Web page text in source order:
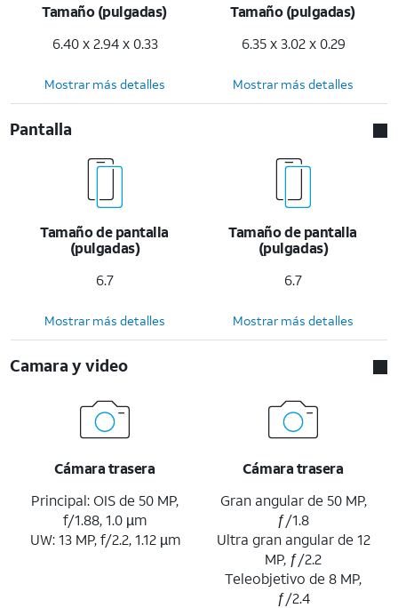
Tamaño (pulgadas)
6.40 x 2.94 x 0.33
Tamaño (pulgadas)
6.35 x 3.02 x 0.29
Mostrar más detalles Mostrar más detalles
Pantalla
Tamaño de pantalla
(pulgadas)
6.7
Tamaño de pantalla
(pulgadas)
6.7
Mostrar más detalles Mostrar más detalles
Camara y video
Cámara trasera
Principal: OIS de 50 MP,
f/1.88, 1.0 µm
UW: 13 MP, f/2.2, 1.12 µm
Cámara trasera
Gran angular de 50 MP,
ƒ/1.8
Ultra gran angular de 12
MP, ƒ/2.2
Teleobjetivo de 8 MP,
ƒ/2.4